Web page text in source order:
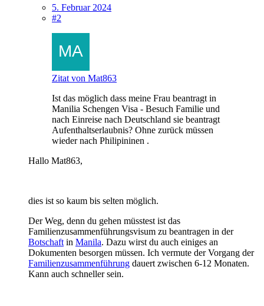
5. Februar 2024
#2
Zitat von Mat863
Ist das möglich dass meine Frau beantragt in
Manilia Schengen Visa - Besuch Familie und
nach Einreise nach Deutschland sie beantragt
Aufenthaltserlaubnis? Ohne zurück müssen
wieder nach Philipininen .
Hallo Mat863,
dies ist so kaum bis selten möglich.
Der Weg, denn du gehen müsstest ist das
Familienzusammenführungsvisum zu beantragen in der
Botschaft in Manila. Dazu wirst du auch einiges an
Dokumenten besorgen müssen. Ich vermute der Vorgang der
Familienzusammenführung dauert zwischen 6-12 Monaten.
Kann auch schneller sein.